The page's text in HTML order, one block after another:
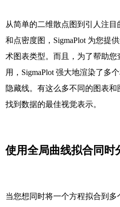
从简单的二维散点图到引人注
和点密度图，SigmaPlot 为您提
术图表类型。而且，为了帮助
用，SigmaPlot 强大地渲染了多
隐藏线。有这么多不同的图表
找到数据的最佳视觉表示。
使用全局曲线拟合同时
当您想同时将一个方程拟合到